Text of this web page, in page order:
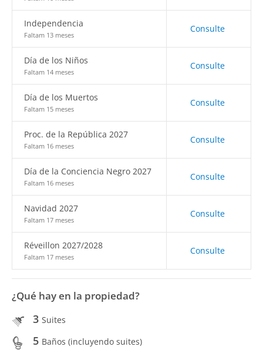
Independencia
Faltam 13 meses
Consulte
Día de los Niños
Faltam 14 meses
Consulte
Día de los Muertos
Faltam 15 meses
Consulte
Proc. de la República 2027
Faltam 16 meses
Consulte
Día de la Conciencia Negro 2027
Faltam 16 meses
Consulte
Navidad 2027
Faltam 17 meses
Consulte
Réveillon 2027/2028
Faltam 17 meses
Consulte
¿Qué hay en la propiedad?
3 Suites
5 Baños (incluyendo suites)